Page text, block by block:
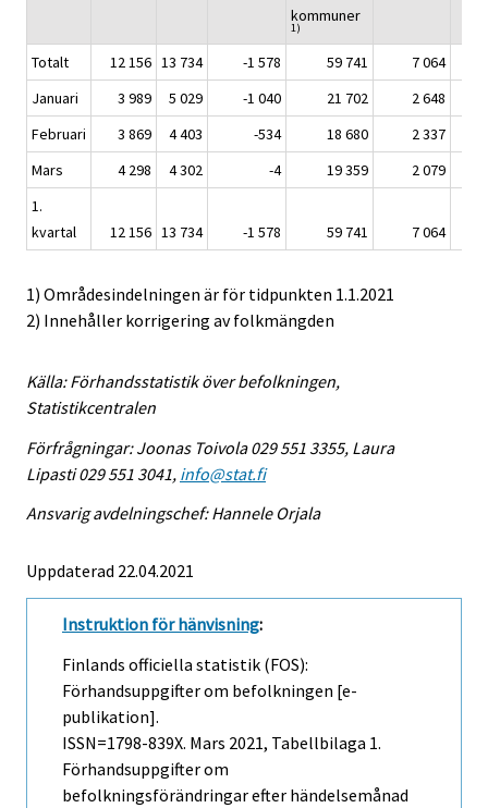
kommuner
1)
Totalt 12 156 13 734 -1 578 59 741
7 064
Januari
3 989 5 029 -1 040 21 702
2 648
Februari
3 869 4 403 -534 18 680
2 337
Mars
4 298 4 302 -4 19 359
2 079
1.
kvartal
12 156 13 734 -1 578 59 741 7 064
1) Områdesindelningen är för tidpunkten 1.1.2021
2) Innehåller korrigering av folkmängden
Källa: Förhandsstatistik över befolkningen,
Statistikcentralen
Förfrågningar: Joonas Toivola 029 551 3355, Laura
Lipasti 029 551 3041, info@stat.fi
Ansvarig avdelningschef: Hannele Orjala
Uppdaterad 22.04.2021
Instruktion för hänvisning:
Finlands officiella statistik (FOS):
Förhandsuppgifter om befolkningen [e-
publikation].
ISSN=1798-839X. Mars 2021, Tabellbilaga 1.
Förhandsuppgifter om
befolkningsförändringar efter händelsemånad